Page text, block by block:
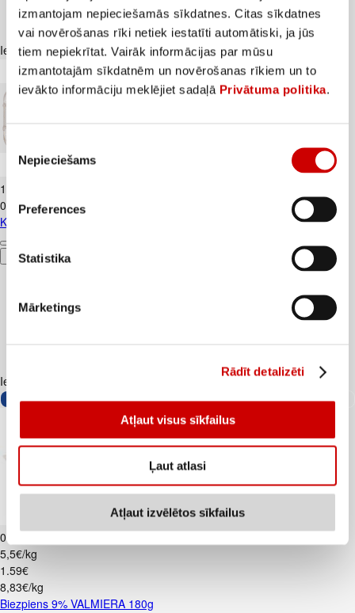
izmantojam nepieciešamās sīkdatnes. Citas sīkdatnes
vai novērošanas rīki netiek iestatīti automātiski, ja jūs
tiem nepiekrītat. Vairāk informācijas par mūsu
izmantotajām sīkdatnēm un novērošanas rīkiem un to
ievākto informāciju meklējiet sadaļā Privātuma politika.
Piekrišanas
izvēle
Nepieciešams
Preferences
Statistika
Mārketings
Rādīt detalizēti
Atļaut visus sīkfailus
Ļaut atlasi
Atļaut izvēlētos sīkfailus
Iesakām ar
1
0,18€/gab.
Kūtī dētas olas 10gab.
Pievienot
Iesakām ar
Biezpiens 9% VALMIERA 180g
0.
5,5€/kg
1 .59€
8,83€/kg
Biezpiens 9% VALMIERA 180g